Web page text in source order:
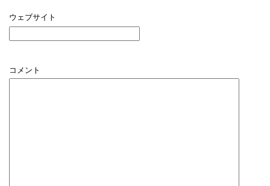
ウェブサイト
コメント